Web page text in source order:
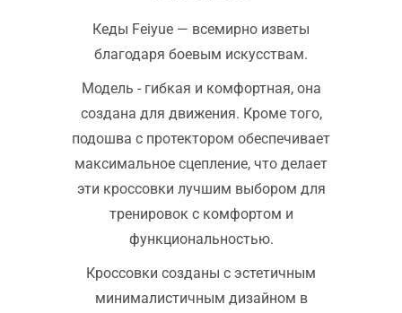
Кеды Feiyue — всемирно изветы
благодаря боевым искусствам.
Модель - гибкая и комфортная, она
создана для движения. Кроме того,
подошва с протектором обеспечивает
максимальное сцепление, что делает
эти кроссовки лучшим выбором для
тренировок с комфортом и
функциональностью.
Кроссовки созданы с эстетичным
минималистичным дизайном в